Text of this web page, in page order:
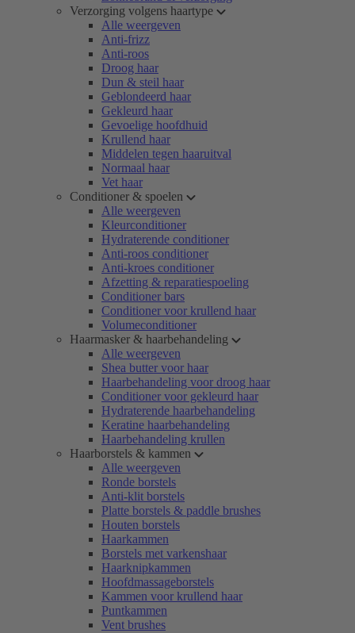
Verzorging volgens haartype
Alle weergeven
Anti-frizz
Anti-roos
Droog haar
Dun & steil haar
Geblondeerd haar
Gekleurd haar
Gevoelige hoofdhuid
Krullend haar
Middelen tegen haaruitval
Normaal haar
Vet haar
Conditioner & spoelen
Alle weergeven
Kleurconditioner
Hydraterende conditioner
Anti-roos conditioner
Anti-kroes conditioner
Afzetting & reparatiespoeling
Conditioner bars
Conditioner voor krullend haar
Volumeconditioner
Haarmasker & haarbehandeling
Alle weergeven
Shea butter voor haar
Haarbehandeling voor droog haar
Conditioner voor gekleurd haar
Hydraterende haarbehandeling
Keratine haarbehandeling
Haarbehandeling krullen
Haarborstels & kammen
Alle weergeven
Ronde borstels
Anti-klit borstels
Platte borstels & paddle brushes
Houten borstels
Haarkammen
Borstels met varkenshaar
Haarknipkammen
Hoofdmassageborstels
Kammen voor krullend haar
Puntkammen
Vent brushes